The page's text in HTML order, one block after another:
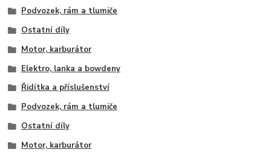
Podvozek, rám a tlumiče
Ostatní díly
Motor, karburátor
Elektro, lanka a bowdeny
Řidítka a příslušenství
Podvozek, rám a tlumiče
Ostatní díly
Motor, karburátor